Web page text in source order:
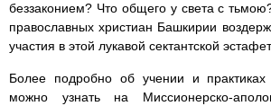
беззаконием? Что общего у света с
православных христиан Башкирии
участия в этой лукавой сектантской
Более подробно об учении и
можно узнать на Миссионерско-